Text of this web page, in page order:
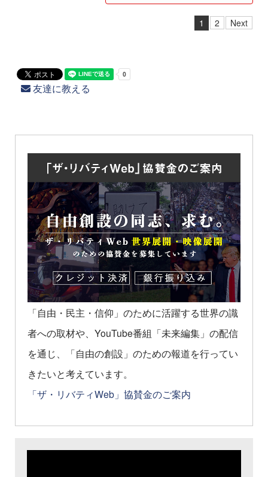
1 2 Next
友達に教える
「自由・民主・信仰」のために活躍する世界の識
者への取材や、YouTube番組「未来編集」の配信
を通じ、「自由の創設」のための報道を行ってい
きたいと考えています。
「ザ・リバティWeb」協賛金のご案内